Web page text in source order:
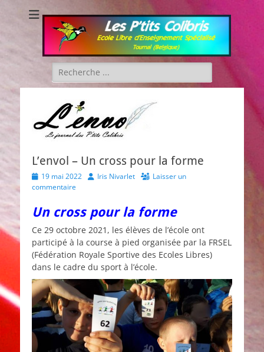
Les P'tits Colibris
Rechercher :
L’envol – Un cross pour la forme
Posted
on
19 mai 2022 AuthorIris Nivarlet
Laisser un
commentaire
Un cross pour la forme
Ce 29 octobre 2021, les élèves de l’école ont
participé à la course à pied organisée par la FRSEL
(Fédération Royale Sportive des Ecoles Libres)
dans le cadre du sport à l’école.